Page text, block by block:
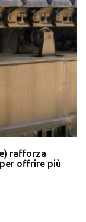
rafforza
offrire più